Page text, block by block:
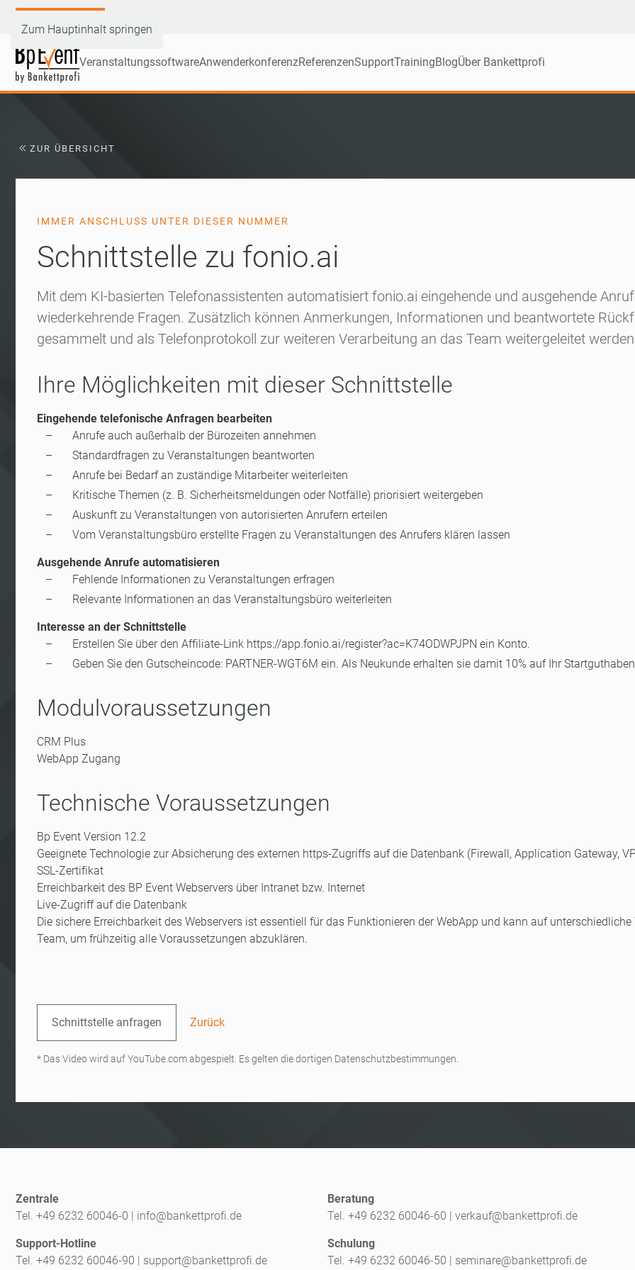
Zum Hauptinhalt springen
VeranstaltungssoftwareAnwenderkonferenzReferenzenSupportTrainingBlogÜber Bankettprofi
ZUR ÜBERSICHT
IMMER ANSCHLUSS UNTER DIESER NUMMER
Schnittstelle zu fonio.ai
Mit dem KI-basierten Telefonassistenten automatisiert fonio.ai eingehende und ausgehende
wiederkehrende Fragen. Zusätzlich können Anmerkungen, Informationen und beantwortete
gesammelt und als Telefonprotokoll zur weiteren Verarbeitung an das Team weitergeleitet
Ihre Möglichkeiten mit dieser Schnittstelle
Eingehende telefonische Anfragen bearbeiten
Anrufe auch außerhalb der Bürozeiten annehmen
Standardfragen zu Veranstaltungen beantworten
Anrufe bei Bedarf an zuständige Mitarbeiter weiterleiten
Kritische Themen (z. B. Sicherheitsmeldungen oder Notfälle) priorisiert weitergeben
Auskunft zu Veranstaltungen von autorisierten Anrufern erteilen
Vom Veranstaltungsbüro erstellte Fragen zu Veranstaltungen des Anrufers klären lassen
Ausgehende Anrufe automatisieren
Fehlende Informationen zu Veranstaltungen erfragen
Relevante Informationen an das Veranstaltungsbüro weiterleiten
Interesse an der Schnittstelle
Erstellen Sie über den Affiliate-Link https://app.fonio.ai/register?ac=K74ODWPJPN ein Konto.
Geben Sie den Gutscheincode: PARTNER-WGT6M ein. Als Neukunde erhalten sie damit 10% auf Ihr
Modulvoraussetzungen
CRM Plus
WebApp Zugang
Technische Voraussetzungen
Bp Event Version 12.2
Geeignete Technologie zur Absicherung des externen https-Zugriffs auf die Datenbank (Firewall, Application Gateway,
SSL-Zertifikat
Erreichbarkeit des BP Event Webservers über Intranet bzw. Internet
Live-Zugriff auf die Datenbank
Die sichere Erreichbarkeit des Webservers ist essentiell für das Funktionieren der WebApp und kann auf
Team, um frühzeitig alle Voraussetzungen abzuklären.
Schnittstelle anfragen Zurück
* Das Video wird auf YouTube.com abgespielt. Es gelten die dortigen Datenschutzbestimmungen.
Zentrale
Tel. +49 6232 60046-0 | info@bankettprofi.de
Support-Hotline
Tel. +49 6232 60046-90 | support@bankettprofi.de
Beratung
Tel. +49 6232 60046-60 | verkauf@bankettprofi.de
Schulung
Tel. +49 6232 60046-50 | seminare@bankettprofi.de